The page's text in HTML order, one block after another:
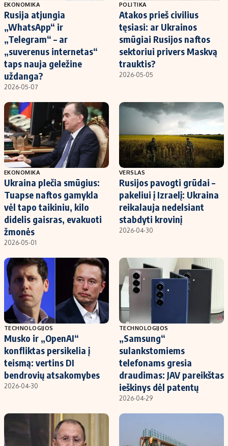
EKONOMIKA
Rusija atjungia
„WhatsApp“ ir
„Telegram“ – ar
„suverenus internetas“
taps nauja geležine
uždanga?
2026-05-07
POLITIKA
Atakos prieš civilius
tęsiasi: ar Ukrainos
smūgiai Rusijos naftos
sektoriui privers Maskvą
trauktis?
2026-05-05
EKONOMIKA
Ukraina plečia smūgius:
Tuapse naftos gamykla
vėl tapo taikiniu, kilo
didelis gaisras, evakuoti
žmonės
2026-05-01
VERSLAS
Rusijos pavogti grūdai –
pakeliui į Izraelį: Ukraina
reikalauja nedelsiant
stabdyti krovinį
2026-04-30
TECHNOLOGIJOS
Musko ir „OpenAI“
konfliktas persikelia į
teismą: vertins DI
bendrovių atsakomybes
2026-04-30
TECHNOLOGIJOS
„Samsung“
sulankstomiems
telefonams gresia
draudimas: JAV pareikštas
ieškinys dėl patentų
2026-04-29